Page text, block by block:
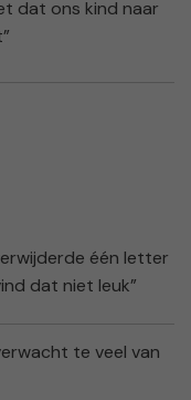
dat ons kind naar
één letter
dat niet leuk”
te veel van